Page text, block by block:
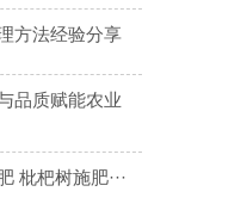
方法经验分享
品质赋能农业
枇杷树施肥···